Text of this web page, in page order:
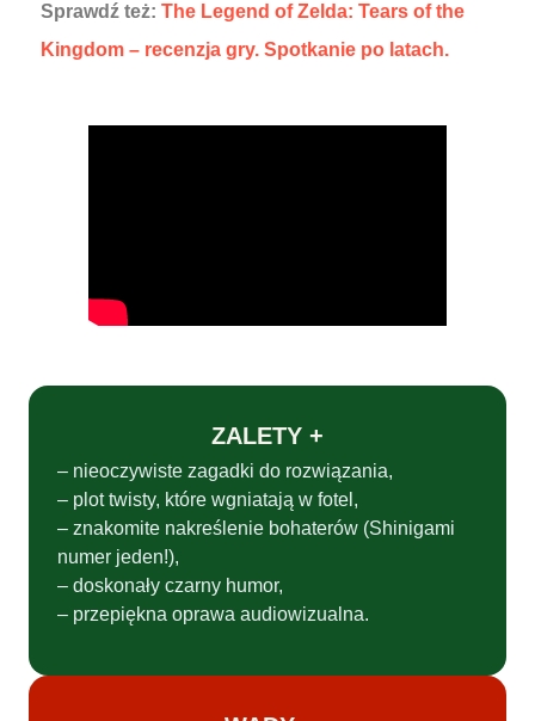
Sprawdź też: The Legend of Zelda: Tears of the
Kingdom – recenzja gry. Spotkanie po latach.
ZALETY +
– nieoczywiste zagadki do rozwiązania,
– plot twisty, które wgniatają w fotel,
– znakomite nakreślenie bohaterów (Shinigami
numer jeden!),
– doskonały czarny humor,
– przepiękna oprawa audiowizualna.